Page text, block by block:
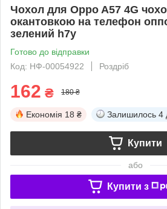
Чохол для Oppo A57 4G
окантовкою на телефон
зелений h7y
Готово до відправки
Код: НФ-00054922
Роздріб
162 ₴ 180 ₴
Економія 18 ₴ Залишилось 4
Купити
або
Купити з